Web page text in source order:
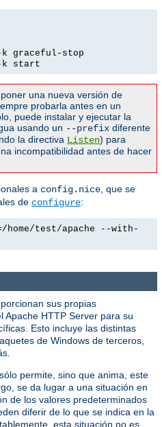
graceful-stop
k start
una nueva versión de
probarla antes en un
puede instalar y ejecutar la
usando un --prefix diferente
la directiva Listen) para
incompatibilidad antes de hacer
a config.nice , que se
de configure:
test/apache --with-
sus propias
Apache HTTP Server para su
Esto incluye las distintas
de Windows de terceros,
permite, sino que anima, este
se da lugar a una situación en
de los valores predeterminados
diferir de lo que se indica en la
esta situación no es